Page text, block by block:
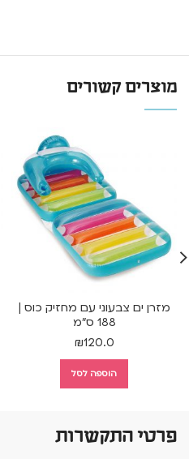
מוצרים קשורים
מזרן ים צבעוני עם מחזיק כוס |
188 ס"מ
₪120.0
הוספה לסל
פרטי התקשרות